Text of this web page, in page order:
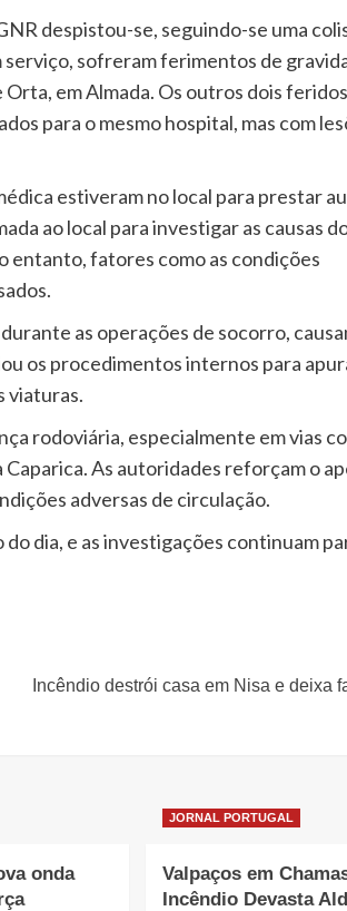
despistou-se, seguindo-se uma
sofreram ferimentos de
em Almada. Os outros dois
para o mesmo hospital, mas com
estiveram no local para prestar
ao local para investigar as causas
entanto, fatores como as condições
as operações de socorro,
os procedimentos internos para
viaturas.
rodoviária, especialmente em vias
As autoridades reforçam o
adversas de circulação.
dia, e as investigações continuam
Incêndio destrói casa em Nisa e deixa
onda
JORNAL PORTUGAL
Valpaços em
Incêndio Devasta